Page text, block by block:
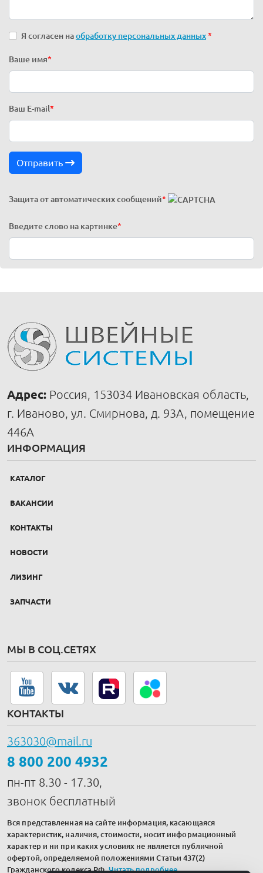
Я согласен наобработку персональных данных*
Ваше имя*
Ваш E-mail *
Отправить
Защита от автоматических сообщений*
Введите слово на картинке*
Адрес: Россия, 153034 Ивановская область,
г. Иваново, ул. Смирнова, д. 93А, помещение
446А
ИНФОРМАЦИЯ
КАТАЛОГ
ВАКАНСИИ
КОНТАКТЫ
НОВОСТИ
ЛИЗИНГ
ЗАПЧАСТИ
МЫ В СОЦ.СЕТЯХ
КОНТАКТЫ
363030@mail.ru
8 800 200 4932
пн-пт 8.30 - 17.30,
звонок бесплатный
Вся представленная на сайте информация, касающаяся
характеристик, наличия, стоимости, носит информационный
характер и ни при каких условиях не является публичной
офертой, определяемой положениями Статьи 437(2)
Гражданского кодекса РФ.Читать подробнее.